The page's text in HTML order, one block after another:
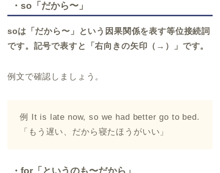
・so「だから〜」
soは「だから〜」という因果関係を表す等位接続詞
です。記号で表すと「右向きの矢印（→）」です。
例文で確認しましょう。
例 It is late now, so we had better go to bed.
「もう遅い、だから寝たほうがいい」
・for「というのも〜だから」